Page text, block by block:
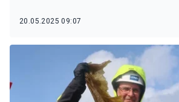
20.05.2025 09:07